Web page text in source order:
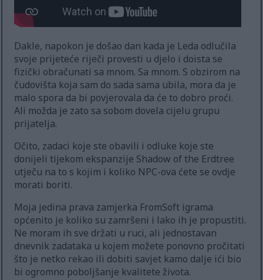
Dakle, napokon je došao dan kada je Leda odlučila
svoje prijeteće riječi provesti u djelo i doista se
fizički obračunati sa mnom. Sa mnom. S obzirom na
čudovišta koja sam do sada sama ubila, mora da je
malo spora da bi povjerovala da će to dobro proći.
Ali možda je zato sa sobom dovela cijelu grupu
prijatelja.
Očito, zadaci koje ste obavili i odluke koje ste
donijeli tijekom ekspanzije Shadow of the Erdtree
utječu na to s kojim i koliko NPC-ova ćete se ovdje
morati boriti.
Moja jedina prava zamjerka FromSoft igrama
općenito je koliko su zamršeni i lako ih je propustiti.
Ne moram ih sve držati u ruci, ali jednostavan
dnevnik zadataka u kojem možete ponovno pročitati
što je netko rekao ili dobiti savjet kamo dalje ići bio
bi ogromno poboljšanje kvalitete života.